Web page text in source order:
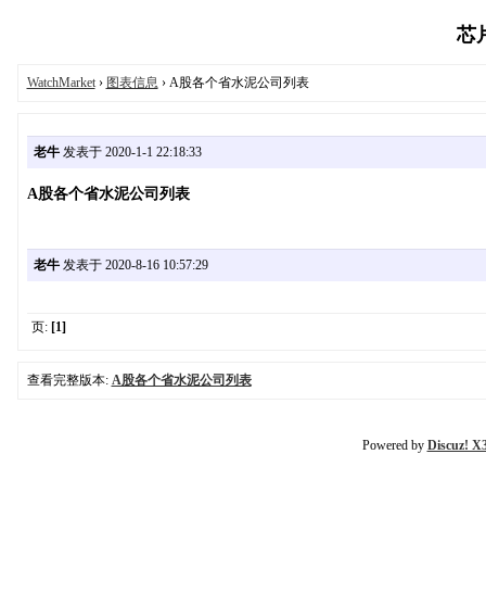
芯
WatchMarket› 图表信息 › A股各个省水泥公司列表
老牛发表于 2020-1-1 22:18:33
A股各个省水泥公司列表
老牛发表于 2020-8-16 10:57:29
页: [1]
查看完整版本: A股各个省水泥公司列表
Powered by Discuz!